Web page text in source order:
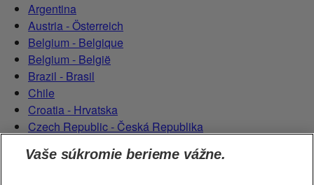
Argentina
Austria - Österreich
Belgium - Belgique
Belgium - België
Brazil - Brasil
Chile
Croatia - Hrvatska
Czech Republic - Česká Republika
Finland - Suomi
Vaše súkromie berieme vážne.